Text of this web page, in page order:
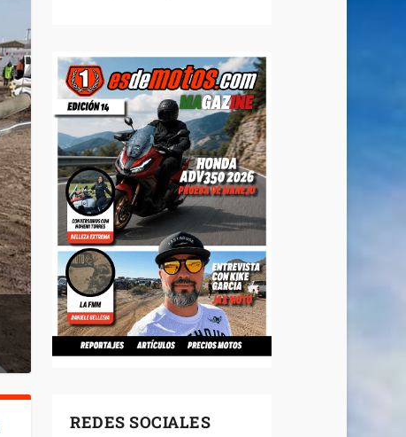
REDES SOCIALES